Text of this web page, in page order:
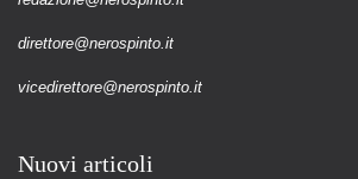
direttore@nerospinto.it
vicedirettore@nerospinto.it
Nuovi articoli